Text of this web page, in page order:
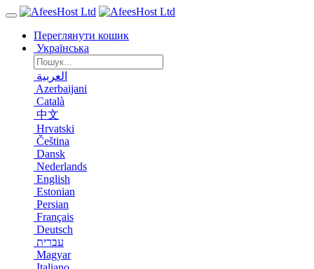
Переглянути кошик
Українська
العربية
Azerbaijani
Català
中文
Hrvatski
Čeština
Dansk
Nederlands
English
Estonian
Persian
Français
Deutsch
עברית
Magyar